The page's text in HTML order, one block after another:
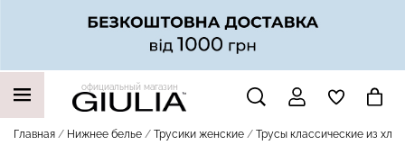
официальный магазин
Главная Нижнее белье Трусики женские Трусы классические из
НАШИ ТРЕНДОВЫЕ ТОВАРЫ